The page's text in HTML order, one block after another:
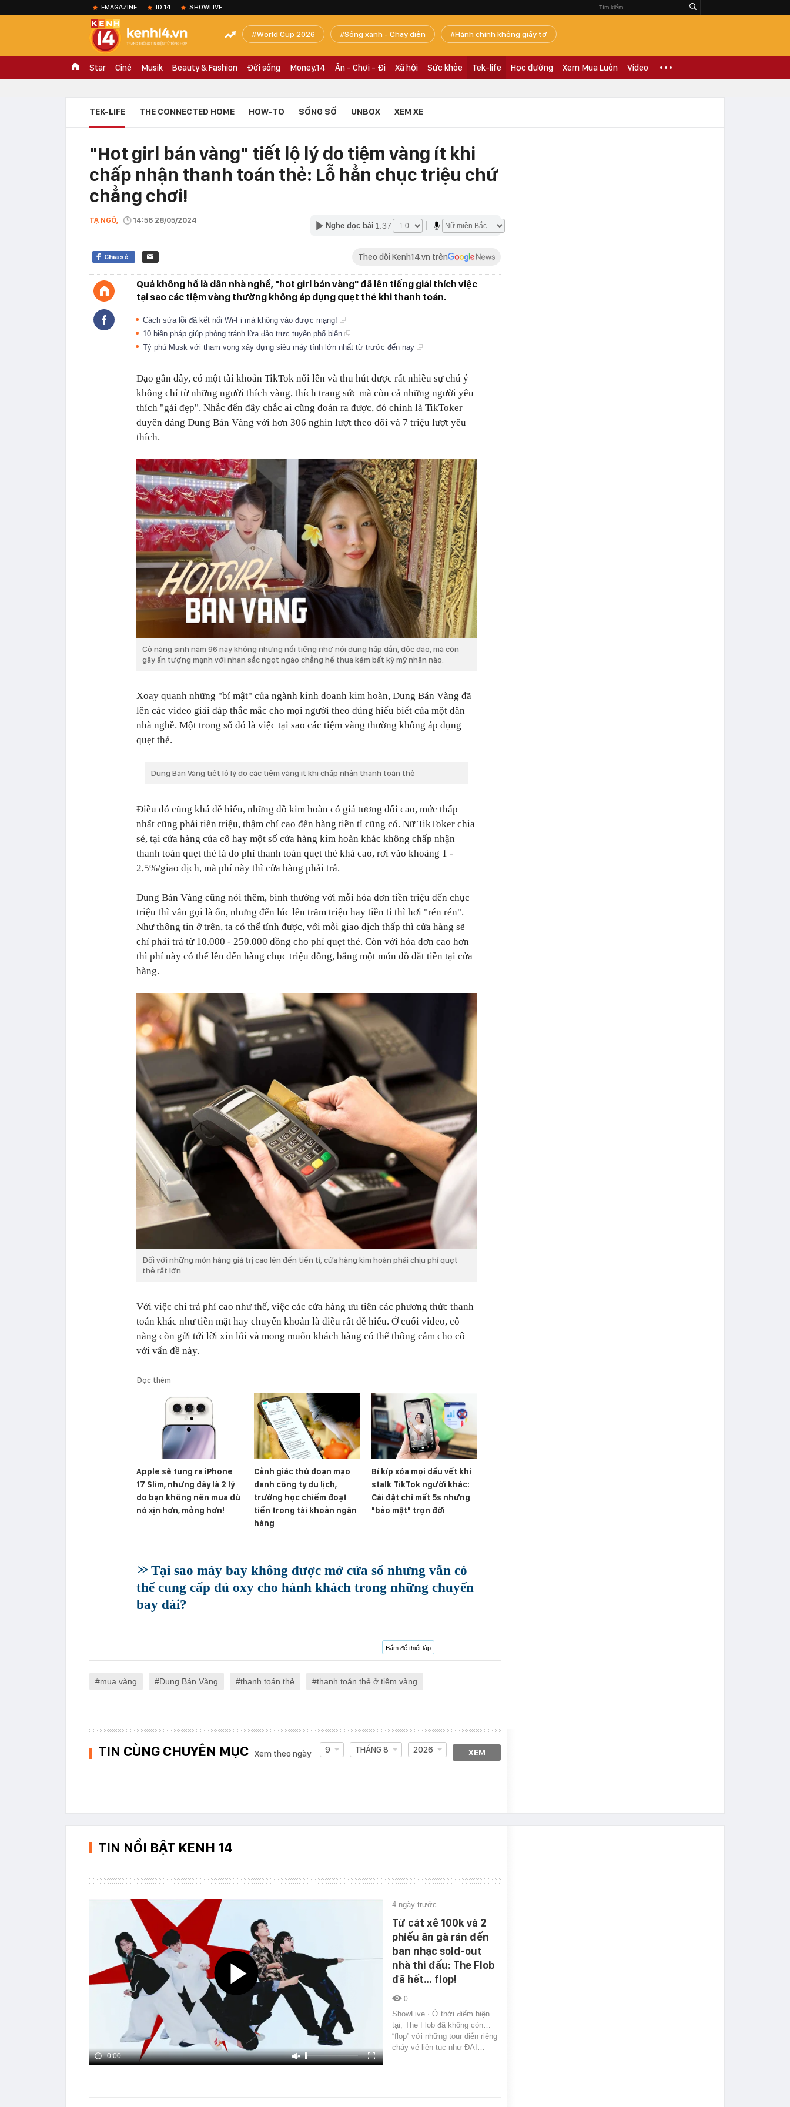
EMAGAZINE ID.14 SHOWLIVE
World Cup 2026 Sống xanh - Chạy điện Hành chính không giấy tờ
Star Ciné Musik Beauty & Fashion Đời sống Money.14 Ăn - Chơi - Đi Xã hội Sức khỏe Tek-life Học đường Xem Mua Luôn Video
TEK-LIFE THE CONNECTED HOME HOW-TO SỐNG SỐ UNBOX XEM XE
"Hot girl bán vàng" tiết lộ lý do tiệm vàng ít khi
chấp nhận thanh toán thẻ: Lỗ hẳn chục triệu chứ
chẳng chơi!
TẠ NGÔ, 14:56 28/05/2024
Nghe đọc bài 1:37
Chia sẻ Theo dõi Kenh14.vn trên
Quả không hổ là dân nhà nghề, "hot girl bán vàng" đã lên tiếng giải thích việc
tại sao các tiệm vàng thường không áp dụng quẹt thẻ khi thanh toán.
Cách sửa lỗi đã kết nối Wi-Fi mà không vào được mạng!
10 biện pháp giúp phòng tránh lừa đảo trực tuyến phổ biến
Tỷ phú Musk với tham vọng xây dựng siêu máy tính lớn nhất từ ​​trước đến nay
Dạo gần đây, có một tài khoản TikTok nổi lên và thu hút được rất nhiều sự chú ý
không chỉ từ những người thích vàng, thích trang sức mà còn cả những người yêu
thích "gái đẹp". Nhắc đến đây chắc ai cũng đoán ra được, đó chính là TikToker
duyên dáng Dung Bán Vàng với hơn 306 nghìn lượt theo dõi và 7 triệu lượt yêu
thích.
Cô nàng sinh năm 96 này không những nổi tiếng nhờ nội dung hấp dẫn, độc đáo, mà còn
gây ấn tượng mạnh với nhan sắc ngọt ngào chẳng hề thua kém bất kỳ mỹ nhân nào.
Xoay quanh những "bí mật" của ngành kinh doanh kim hoàn, Dung Bán Vàng đã
lên các video giải đáp thắc mắc cho mọi người theo đúng hiểu biết của một dân
nhà nghề. Một trong số đó là việc tại sao các tiệm vàng thường không áp dụng
quẹt thẻ.
Dung Bán Vàng tiết lộ lý do các tiệm vàng ít khi chấp nhận thanh toán thẻ
Điều đó cũng khá dễ hiểu, những đồ kim hoàn có giá tương đối cao, mức thấp
nhất cũng phải tiền triệu, thậm chí cao đến hàng tiền tỉ cũng có. Nữ TikToker chia
sẻ, tại cửa hàng của cô hay một số cửa hàng kim hoàn khác không chấp nhận
thanh toán quẹt thẻ là do phí thanh toán quẹt thẻ khá cao, rơi vào khoảng 1 -
2,5%/giao dịch, mà phí này thì cửa hàng phải trả.
Dung Bán Vàng cũng nói thêm, bình thường với mỗi hóa đơn tiền triệu đến chục
triệu thì vẫn gọi là ổn, nhưng đến lúc lên trăm triệu hay tiền tỉ thì hơi "rén rén".
Như thông tin ở trên, ta có thể tính được, với mỗi giao dịch thấp thì cửa hàng sẽ
chỉ phải trả từ 10.000 - 250.000 đồng cho phí quẹt thẻ. Còn với hóa đơn cao hơn
thì phí này có thể lên đến hàng chục triệu đồng, bằng một món đồ đắt tiền tại cửa
hàng.
Đối với những món hàng giá trị cao lên đến tiền tỉ, cửa hàng kim hoàn phải chịu phí quẹt
thẻ rất lớn
Với việc chi trả phí cao như thế, việc các cửa hàng ưu tiên các phương thức thanh
toán khác như tiền mặt hay chuyển khoản là điều rất dễ hiểu. Ở cuối video, cô
nàng còn gửi tới lời xin lỗi và mong muốn khách hàng có thể thông cảm cho cô
với vấn đề này.
Đọc thêm
Apple sẽ tung ra iPhone
17 Slim, nhưng đây là 2 lý
do bạn không nên mua dù
nó xịn hơn, mỏng hơn!
Cảnh giác thủ đoạn mạo
danh công ty du lịch,
trường học chiếm đoạt
tiền trong tài khoản ngân
hàng
Bí kíp xóa mọi dấu vết khi
stalk TikTok người khác:
Cài đặt chỉ mất 5s nhưng
"bảo mật" trọn đời
Tại sao máy bay không được mở cửa sổ nhưng vẫn có
thể cung cấp đủ oxy cho hành khách trong những chuyến
bay dài?
Bấm để thiết lập
mua vàng Dung Bán Vàng thanh toán thẻ thanh toán thẻ ở tiệm vàng
TIN CÙNG CHUYÊN MỤC Xem theo ngày 9 THÁNG 8 2026 XEM
TIN NỔI BẬT KENH 14
0:00
4 ngày trước
Từ cát xê 100k và 2
phiếu ăn gà rán đến
ban nhạc sold-out
nhà thi đấu: The Flob
đã hết… flop!
0
ShowLive · Ở thời điểm hiện
tại, The Flob đã không còn…
“flop” với những tour diễn riêng
cháy vé liên tục như ĐẠI…